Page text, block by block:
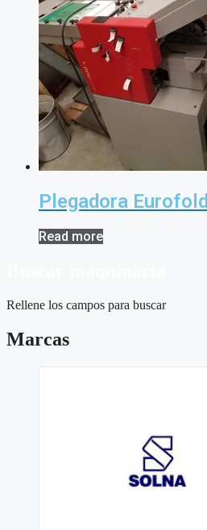
Plegadora Eurofold
Read more
Rellene los campos para buscar
Marcas